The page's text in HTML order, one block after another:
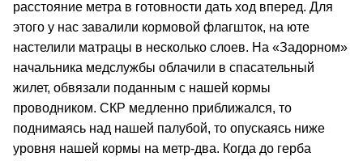
расстояние метра в готовности дать ход вперед. Для
этого у нас завалили кормовой флагшток, на юте
настелили матрацы в несколько слоев. На «Задорном»
начальника медслужбы облачили в спасательный
жилет, обвязали поданным с нашей кормы
проводником. СКР медленно приближался, то
поднимаясь над нашей палубой, то опускаясь ниже
уровня нашей кормы на метр-два. Когда до герба